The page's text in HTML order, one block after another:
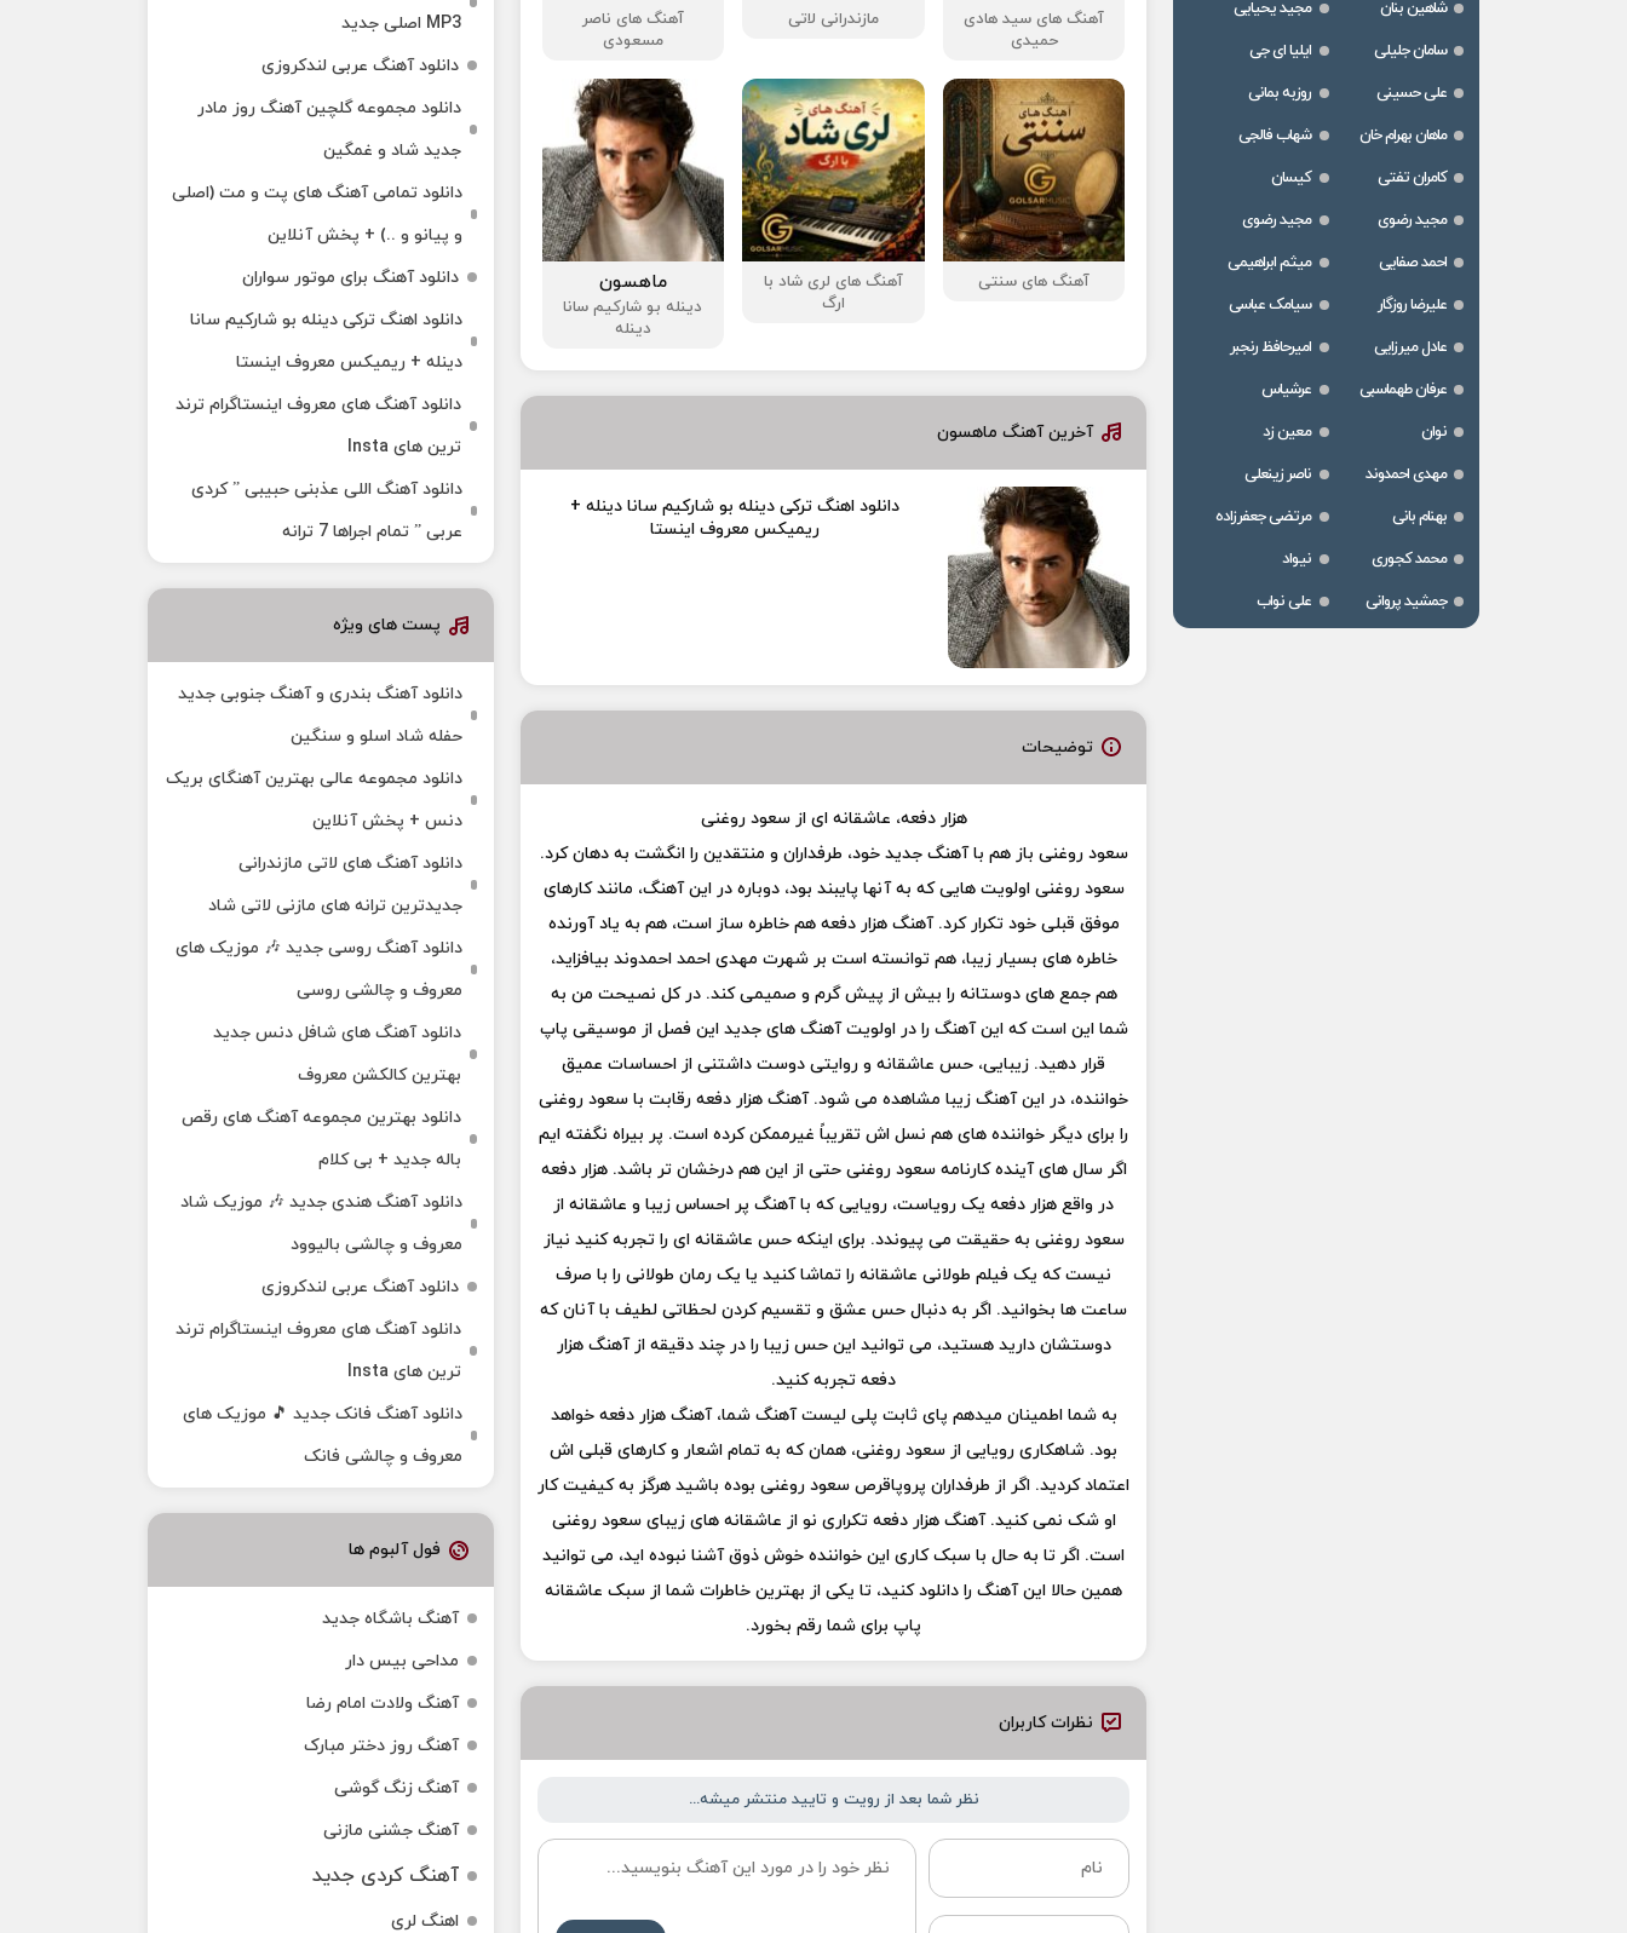
آهنگ های سید هادی
حمیدی
مازندرانی لاتی
آهنگ‌ های ناصر
مسعودی
آهنگ های سنتی
آهنگ های لری شاد با
ارگ
ماهسون
دینله بو شارکیم سانا
دینله
آخرین آهنگ ماهسون
دانلود اهنگ ترکی دینله بو شارکیم سانا دینله +
ریمیکس معروف اینستا
توضیحات
هزار دفعه، عاشقانه ای از سعود روغنی
سعود روغنی باز هم با آهنگ جدید خود، طرفداران و منتقدین را انگشت به دهان کرد.
سعود روغنی اولویت هایی که به آنها پایبند بود، دوباره در این آهنگ، مانند کارهای
موفق قبلی خود تکرار کرد. آهنگ هزار دفعه هم خاطره ساز است، هم به یاد آورنده
خاطره های بسیار زیبا، هم توانسته است بر شهرت مهدی احمد احمدوند بیافزاید،
هم جمع های دوستانه را بیش از پیش گرم و صمیمی کند. در کل نصیحت من به
شما این است که این آهنگ را در اولویت آهنگ های جدید این فصل از موسیقی پاپ
قرار دهید. زیبایی، حس عاشقانه و روایتی دوست داشتنی از احساسات عمیق
خواننده، در این آهنگ زیبا مشاهده می شود. آهنگ هزار دفعه رقابت با سعود روغنی
را برای دیگر خواننده های هم نسل اش تقریباً غیرممکن کرده است. پر بیراه نگفته ایم
اگر سال های آینده کارنامه سعود روغنی حتی از این هم درخشان تر باشد. هزار دفعه
در واقع هزار دفعه یک رویاست، رویایی که با آهنگ پر احساس زیبا و عاشقانه از
سعود روغنی به حقیقت می پیوندد. برای اینکه حس عاشقانه ای را تجربه کنید نیاز
نیست که یک فیلم طولانی عاشقانه را تماشا کنید یا یک رمان طولانی را با صرف
ساعت ها بخوانید. اگر به دنبال حس عشق و تقسیم کردن لحظاتی لطیف با آنان که
دوستشان دارید هستید، می ‌توانید این حس زیبا را در چند دقیقه از آهنگ هزار
دفعه تجربه کنید.
به شما اطمینان میدهم پای ثابت پلی لیست آهنگ شما، آهنگ هزار دفعه خواهد
بود. شاهکاری رویایی از سعود روغنی، همان که به تمام اشعار و کارهای قبلی اش
اعتماد کردید. اگر از طرفداران پروپاقرص سعود روغنی بوده باشید هرگز به کیفیت کار
او شک نمی کنید. آهنگ هزار دفعه تکراری نو از عاشقانه های زیبای سعود روغنی
است. اگر تا به حال با سبک کاری این خواننده خوش ذوق آشنا نبوده اید، می توانید
همین حالا این آهنگ را دانلود کنید، تا یکی از بهترین خاطرات شما از سبک عاشقانه
پاپ برای شما رقم بخورد.
نظرات کاربران
نظر شما بعد از رویت و تایید منتشر میشه...
شاهین بنان
مجید یحیایی
سامان جلیلی
ایلیا ای جی
علی حسینی
روزبه بمانی
ماهان بهرام خان
شهاب فالجی
کامران تفتی
کیسان
مجید رضوی
مجید رضوی
احمد صفایی
میثم ابراهیمی
علیرضا روزگار
سیامک عباسی
عادل میرزایی
امیرحافظ رنجبر
عرفان طهماسبی
عرشیاس
نوان
معین زد
مهدی احمدوند
ناصر زینعلی
بهنام بانی
مرتضی جعفرزاده
محمد کجوری
نیواد
جمشید پروانی
علی نواب
MP3 اصلی جدید
دانلود آهنگ عربی لندکروزی
دانلود مجموعه گلچین آهنگ روز مادر
جدید شاد و غمگین
دانلود تمامی آهنگ های پت و مت (اصلی
و پیانو و ..) + پخش آنلاین
دانلود آهنگ برای موتور سواران
دانلود اهنگ ترکی دینله بو شارکیم سانا
دینله + ریمیکس معروف اینستا
دانلود آهنگ‌ های معروف اینستاگرام ترند
ترین های Insta
دانلود آهنگ اللی عذبنی حبیبی ” کردی
عربی ” تمام اجراها 7 ترانه
پست های ویژه
دانلود آهنگ بندری و آهنگ جنوبی جدید
حفله شاد اسلو و سنگین
دانلود مجموعه عالی بهترین آهنگای بریک
دنس + پخش آنلاین
دانلود آهنگ‌ های لاتی مازندرانی
جدیدترین ترانه های مازنی لاتی شاد
دانلود آهنگ روسی جدید 🎶 موزیک‌ های
معروف و چالشی روسی
دانلود آهنگ های شافل دنس جدید
بهترین کالکشن معروف
دانلود بهترین مجموعه آهنگ های رقص
باله جدید + بی کلام
دانلود آهنگ هندی جدید 🎶 موزیک شاد
معروف و چالشی بالیوود
دانلود آهنگ عربی لندکروزی
دانلود آهنگ‌ های معروف اینستاگرام ترند
ترین های Insta
دانلود آهنگ فانک جدید 🎵 موزیک‌ های
معروف و چالشی فانک
فول آلبوم ها
آهنگ باشگاه جدید
مداحی بیس دار
آهنگ ولادت امام رضا
آهنگ روز دختر مبارک
آهنگ زنگ گوشی
آهنگ جشنی مازنی
آهنگ کردی جدید
اهنگ لری